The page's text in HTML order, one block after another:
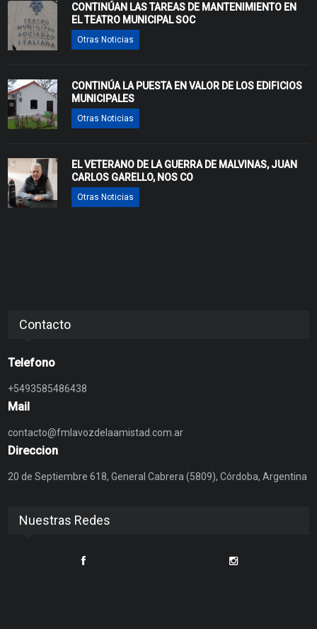
CONTINÚAN LAS TAREAS DE MANTENIMIENTO EN
EL TEATRO MUNICIPAL SOC
Otras Noticias
CONTINÚA LA PUESTA EN VALOR DE LOS EDIFICIOS
MUNICIPALES
Otras Noticias
EL VETERANO DE LA GUERRA DE MALVINAS, JUAN
CARLOS GARELLO, NOS CO
Otras Noticias
Contacto
Telefono
+5493585486438
Mail
contacto@fmlavozdelaamistad.com.ar
Direccion
20 de Septiembre 618, General Cabrera (5809), Córdoba, Argentina
Nuestras Redes